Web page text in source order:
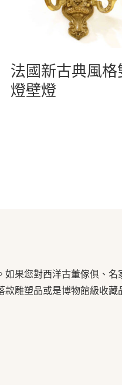
法國新古典風格
燈壁燈
如果您對西洋古董傢俱、名
雕塑品或是博物館級收藏